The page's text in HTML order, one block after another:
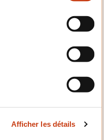
Afficher les détails